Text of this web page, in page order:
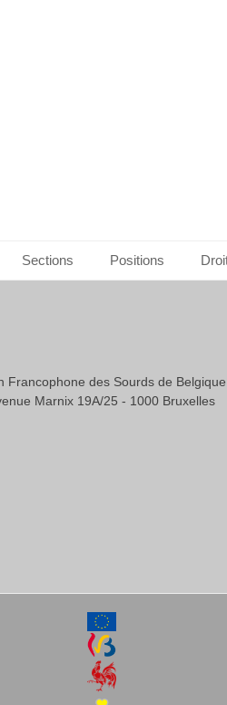
Sections Positions
Francophone des Sourds de Belgique
Marnix 19A/25 - 1000 Bruxelles